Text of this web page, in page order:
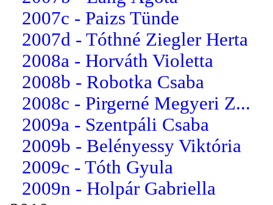
2007c - Paizs Tünde
2007d - Tóthné Ziegler Herta
2008a - Horváth Violetta
2008b - Robotka Csaba
2008c - Pirgerné Megyeri Z...
2009a - Szentpáli Csaba
2009b - Belényessy Viktória
2009c - Tóth Gyula
2009n - Holpár Gabriella